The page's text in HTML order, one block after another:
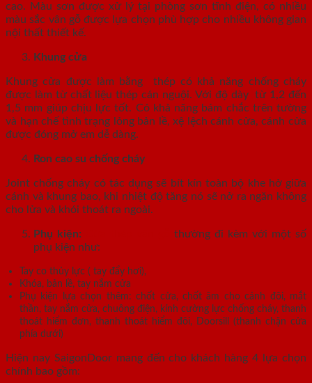
cao. Màu sơn được xử lý tại phòng sơn tĩnh điện, có nhiều
màu sắc vân gỗ được lựa chọn phù hợp cho nhiều không gian
nội thất thiết kế.
Khung cửa
Khung cửa được làm bằng thép có khả năng chống cháy
được làm từ chất liệu thép cán nguội. Với độ dày từ 1,2 đến
1,5 mm giúp chịu lực tốt. Có khả năng bám chắc trên tường
và hạn chế tình trạng lỏng bản lề, xệ lệch cánh cửa, cánh cửa
được đóng mở em dễ dàng.
Ron cao su chống cháy
Joint chống cháy có tác dụng sẽ bít kín toàn bộ khe hở giữa
cánh và khung bao, khi nhiệt độ tăng nó sẽ nở ra ngăn không
cho lửa và khói thoát ra ngoài.
Phụ kiện:
thường đi kèm với một số
phụ kiện như:
Tay co thủy lực ( tay đẩy hơi),
Khóa, bản lề, tay nắm cửa
Phụ kiện lựa chọn thêm: chốt cửa, chốt âm cho cánh đôi, mắt
thần, tay nắm cửa, chuông điện, kính cường lực chống cháy, thanh
thoát hiểm đơn, thanh thoát hiểm đôi, Doorsill (thanh chặn cửa
phía dưới)
Hiện nay SaigonDoor mang đến cho khách hàng 4 lựa chọn
chính bao gồm: